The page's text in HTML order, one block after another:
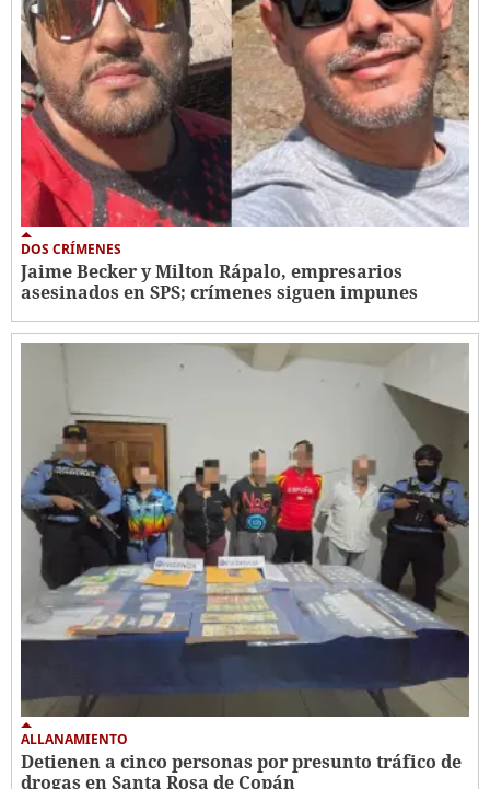
DOS CRÍMENES
Jaime Becker y Milton Rápalo, empresarios
asesinados en SPS; crímenes siguen impunes
ALLANAMIENTO
Detienen a cinco personas por presunto tráfico de
drogas en Santa Rosa de Copán